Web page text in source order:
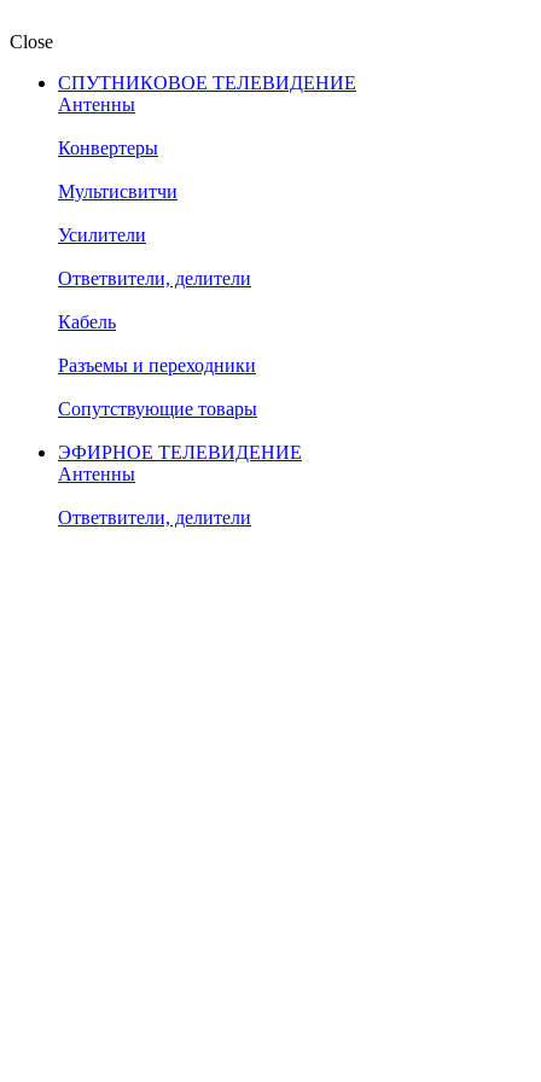
Close
СПУТНИКОВОЕ ТЕЛЕВИДЕНИЕ
Антенны
Конвертеры
Мультисвитчи
Усилители
Ответвители, делители
Кабель
Разъемы и переходники
Сопутствующие товары
ЭФИРНОЕ ТЕЛЕВИДЕНИЕ
Антенны
Ответвители, делители